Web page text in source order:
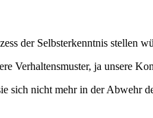
der Selbsterkenntnis stellen
Verhaltensmuster, ja unsere
sich nicht mehr in der